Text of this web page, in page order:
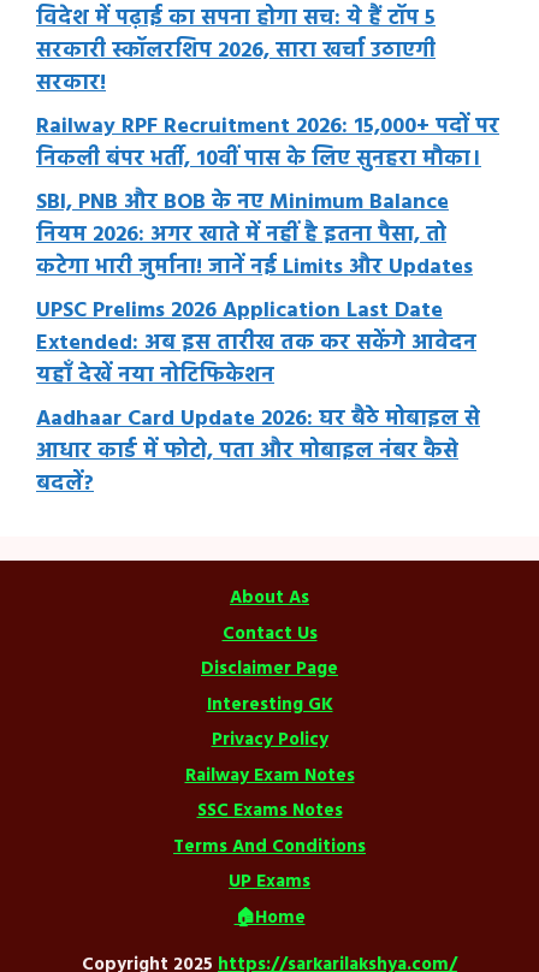
विदेश में पढ़ाई का सपना होगा सच: ये हैं टॉप 5
सरकारी स्कॉलरशिप 2026, सारा खर्चा उठाएगी
सरकार!
Railway RPF Recruitment 2026: 15,000+ पदों पर
निकली बंपर भर्ती, 10वीं पास के लिए सुनहरा मौका।
SBI, PNB और BOB के नए Minimum Balance
नियम 2026: अगर खाते में नहीं है इतना पैसा, तो
कटेगा भारी जुर्माना! जानें नई Limits और Updates
UPSC Prelims 2026 Application Last Date
Extended: अब इस तारीख तक कर सकेंगे आवेदन
यहाँ देखें नया नोटिफिकेशन
Aadhaar Card Update 2026: घर बैठे मोबाइल से
आधार कार्ड में फोटो, पता और मोबाइल नंबर कैसे
बदलें?
About As
Contact Us
Disclaimer Page
Interesting GK
Privacy Policy
Railway Exam Notes
SSC Exams Notes
Terms And Conditions
UP Exams
🏠Home
Copyright 2025 https://sarkarilakshya.com/